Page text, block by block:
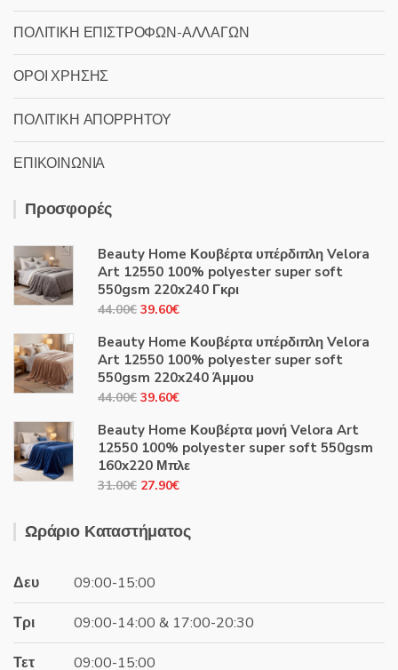
ΠΟΛΙΤΙΚΗ ΕΠΙΣΤΡΟΦΩΝ-ΑΛΛΑΓΩΝ
ΟΡΟΙ ΧΡΗΣΗΣ
ΠΟΛΙΤΙΚΗ ΑΠΟΡΡΗΤΟΥ
ΕΠΙΚΟΙΝΩΝΙΑ
Προσφορές
Beauty Home Κουβέρτα υπέρδιπλη Velora
Art 12550 100% polyester super soft
550gsm 220x240 Γκρι
44.00€ Original
was:
44.00€.
39.60€Η
τιμή
είναι:
39.60€.
Beauty Home Κουβέρτα υπέρδιπλη Velora
Art 12550 100% polyester super soft
550gsm 220x240 Άμμου
44.00€ Original
was:
44.00€.
39.60€Η
τιμή
είναι:
39.60€.
Beauty Home Κουβέρτα μονή Velora Art
12550 100% polyester super soft 550gsm
160x220 Μπλε
31.00€ Original
was:
27.90€Η
τιμή
Ωράριο Καταστήματος
Δευ 09:00-15:00
Τρι 09:00-14:00 & 17:00-20:30
Τετ 09:00-15:00